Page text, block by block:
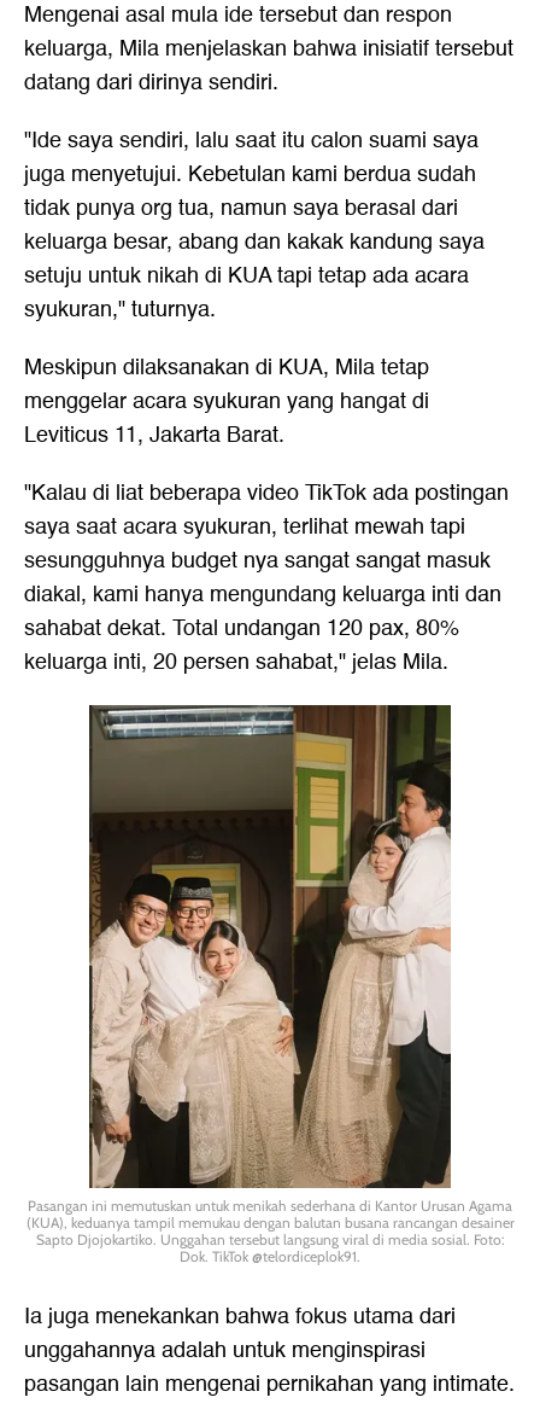
Mengenai asal mula ide tersebut dan respon
keluarga, Mila menjelaskan bahwa inisiatif tersebut
datang dari dirinya sendiri.
"Ide saya sendiri, lalu saat itu calon suami saya
juga menyetujui. Kebetulan kami berdua sudah
tidak punya org tua, namun saya berasal dari
keluarga besar, abang dan kakak kandung saya
setuju untuk nikah di KUA tapi tetap ada acara
syukuran," tuturnya.
Meskipun dilaksanakan di KUA, Mila tetap
menggelar acara syukuran yang hangat di
Leviticus 11, Jakarta Barat.
"Kalau di liat beberapa video TikTok ada postingan
saya saat acara syukuran, terlihat mewah tapi
sesungguhnya budget nya sangat sangat masuk
diakal, kami hanya mengundang keluarga inti dan
sahabat dekat. Total undangan 120 pax, 80%
keluarga inti, 20 persen sahabat," jelas Mila.
Pasangan ini memutuskan untuk menikah sederhana di Kantor Urusan Agama
(KUA), keduanya tampil memukau dengan balutan busana rancangan desainer
Sapto Djojokartiko. Unggahan tersebut langsung viral di media sosial. Foto:
Dok. TikTok @telordiceplok91.
Ia juga menekankan bahwa fokus utama dari
unggahannya adalah untuk menginspirasi
pasangan lain mengenai pernikahan yang intimate.